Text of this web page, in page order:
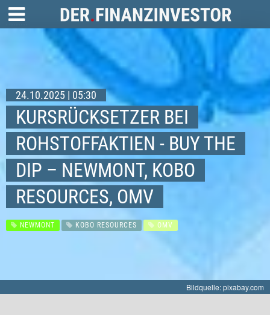
24.10.2025 | 05:30
KURSRÜCKSETZER BEI
ROHSTOFFAKTIEN - BUY THE
DIP – NEWMONT, KOBO
RESOURCES, OMV
NEWMONT KOBO RESOURCES OMV
Bildquelle: pixabay.com